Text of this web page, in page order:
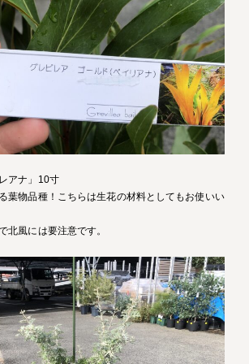
アナ」10寸
葉物品種！こちらは生花の材料としてもお使いい
北風には要注意です。